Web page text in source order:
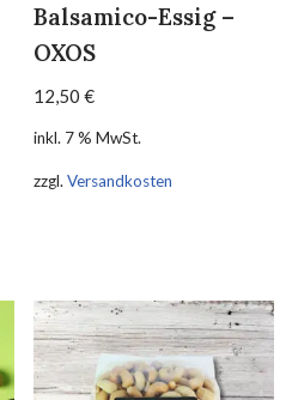
Balsamico-Essig –
OXOS
12,50€
inkl. 7 % MwSt.
zzgl.Versandkosten